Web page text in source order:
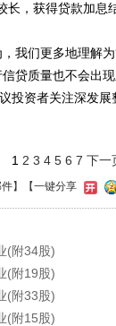
长，获得贷款加息
们更多地理解为
贷质量也不会出
投资者关注深发
1 2 3 4 5 6 7 下一
】 【一键分享
(附34股)
(附19股)
(附33股)
(附15股)